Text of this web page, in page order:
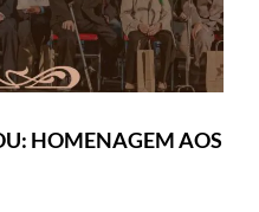
HOMENAGEM AOS